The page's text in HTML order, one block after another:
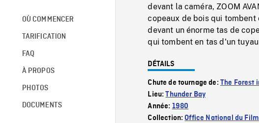
OÙ COMMENCER
TARIFICATION
FAQ
À PROPOS
PHOTOS
DOCUMENTS
devant la caméra, ZOOM
copeaux de bois qui tombent
devant un énorme tas de
qui tombent en tas d'un
DÉTAILS
Chute de tournage de: The Forest
Lieu:Thunder Bay
Année: 1980
Collection:Office National du Film